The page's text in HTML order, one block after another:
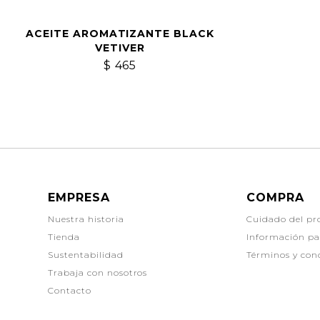
ACEITE AROMATIZANTE BLACK
VETIVER
$ 465
EMPRESA
Nuestra historia
Tienda
Sustentabilidad
Trabaja con nosotros
Contacto
COMPRA
Cuidado del
Información
Términos y